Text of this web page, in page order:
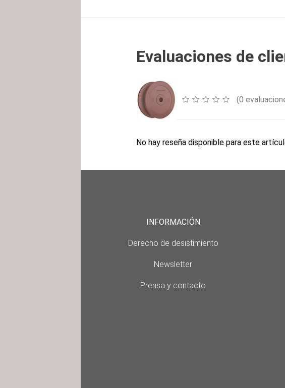
Evaluaciones de
(0
No hay reseña disponible para este
INFORMACIÓN
Derecho de desistimiento
Newsletter
Prensa y contacto